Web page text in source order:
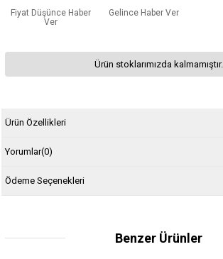
Fiyat Düşünce Haber
Ver
Gelince Haber Ver
Ürün stoklarımızda kalmamıştır.
Ürün Özellikleri
Yorumlar(0)
Ödeme Seçenekleri
Benzer Ürünler